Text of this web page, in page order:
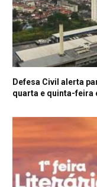
Defesa Civil alerta
quarta e quinta-feira